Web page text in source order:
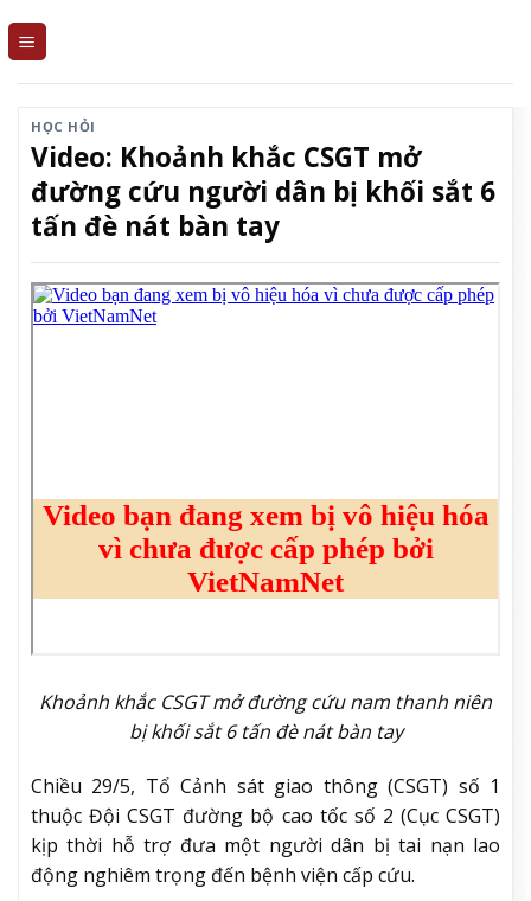
HỌC HỎI
Video: Khoảnh khắc CSGT mở
đường cứu người dân bị khối sắt 6
tấn đè nát bàn tay
Khoảnh khắc CSGT mở đường cứu nam thanh niên
bị khối sắt 6 tấn đè nát bàn tay
Chiều 29/5, Tổ Cảnh sát giao thông (CSGT) số 1
thuộc Đội CSGT đường bộ cao tốc số 2 (Cục CSGT)
kịp thời hỗ trợ đưa một người dân bị tai nạn lao
động nghiêm trọng đến bệnh viện cấp cứu.